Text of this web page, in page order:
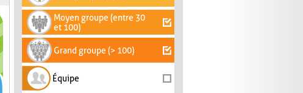
Moyen groupe (entre 30
et 100)
Grand groupe (> 100)
Équipe